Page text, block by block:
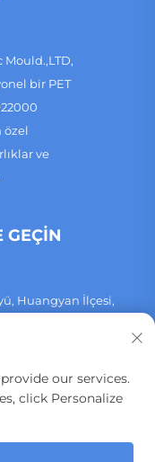
bir PET
özel
ve
GEÇIN
Huangyan İlçesi,
our services.
click Personalize